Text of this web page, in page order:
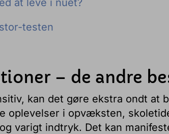
at leve i nuet?
testen
– de andre
kan det gøre ekstra ondt at
oplevelser i opvæksten,
varigt indtryk. Det kan